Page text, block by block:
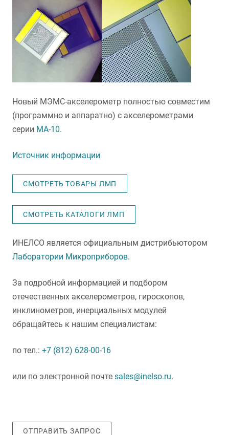
Новый МЭМС-акселерометр полностью совместим
(программно и аппаратно) с акселерометрами
серии MA-10.
Источник информации
СМОТРЕТЬ ТОВАРЫ ЛМП
СМОТРЕТЬ КАТАЛОГИ ЛМП
ИНЕЛСО является официальным дистрибьютором
Лаборатории Микроприборов.
За подробной информацией и подбором
отечественных акселерометров, гироскопов,
инклинометров, инерциальных модулей
обращайтесь к нашим специалистам:
по тел.: +7 (812) 628-00-16
или по электронной почте sales@inelso.ru.
ОТПРАВИТЬ ЗАПРОС